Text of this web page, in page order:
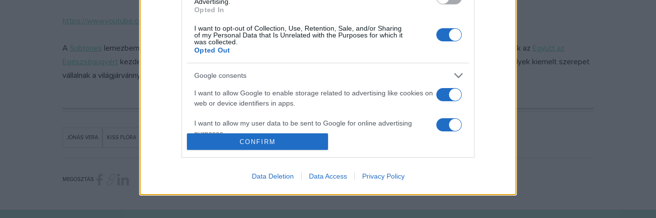
Opted In
I want to opt-out of Collection, Use, Retention, Sale, and/or Sharing
of my Personal Data that Is Unrelated with the Purposes for which it
was collected.
Opted Out
Google consents
I want to allow Google to enable storage related to advertising like cookies on
web or device identifiers in apps.
I want to allow my user data to be sent to Google for online advertising
purposes.
I want to allow Google to send me personalized advertising.
I want to allow Google to enable storage related to analytics like cookies on
CONFIRM
Data Deletion Data Access Privacy Policy
https://www.youtube.com/playlist?list=PLqpREOcJcXk8YldBBYbxcy2g_ew0wdjFv
A Subtones lemezbemutató koncertjét nyár elejére tervezte. A jelenlegi helyzethez alkalmazkodva május 9-én online koncertet tartanak az Együtt az
Egészségügyért kezdeményezés részeként. A közvetítés alatt olyan egészségügyben tevékenykedő alapítványokat mutatnak be, melyek kiemelt szerepet
vállalnak a világjárvánnyal szembeni védekezésben. A nézők a koncert alatt adománnyal segíthetik a bemutatott alapítvány munkáját.
JÓNÁS VERA KISS FLÓRA
MEGOSZTÁS